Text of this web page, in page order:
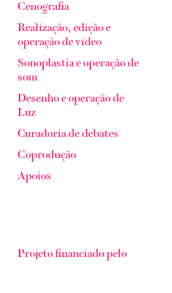
Cenografia
Realização, edição e
operação de vídeo
Sonoplastia e operação de
som
Desenho e operação de
Luz
Curadoria de debates
Coprodução
Apoios
Projeto financiado pelo